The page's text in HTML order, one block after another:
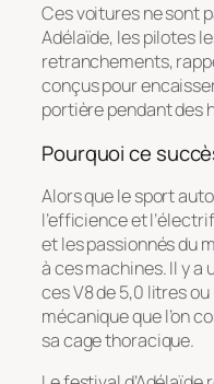
Ces voitures ne sont
Adélaïde, les pilotes
retranchements,
conçus pour
portière pendant des
Pourquoi ce
Alors que le sport
l’efficience et
et les passionnés du
à ces machines. Il y a
ces V8 de 5,0 litres
mécanique que l’on
sa cage thoracique.